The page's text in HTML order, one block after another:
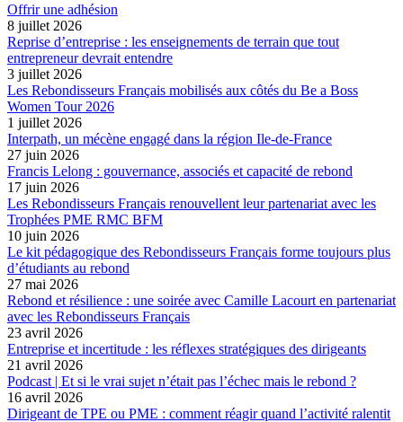
Offrir une adhésion
8 juillet 2026
Reprise d’entreprise : les enseignements de terrain que tout
entrepreneur devrait entendre
3 juillet 2026
Les Rebondisseurs Français mobilisés aux côtés du Be a Boss
Women Tour 2026
1 juillet 2026
Interpath, un mécène engagé dans la région Ile-de-France
27 juin 2026
Francis Lelong : gouvernance, associés et capacité de rebond
17 juin 2026
Les Rebondisseurs Français renouvellent leur partenariat avec les
Trophées PME RMC BFM
10 juin 2026
Le kit pédagogique des Rebondisseurs Français forme toujours plus
d’étudiants au rebond
27 mai 2026
Rebond et résilience : une soirée avec Camille Lacourt en partenariat
avec les Rebondisseurs Français
23 avril 2026
Entreprise et incertitude : les réflexes stratégiques des dirigeants
21 avril 2026
Podcast | Et si le vrai sujet n’était pas l’échec mais le rebond ?
16 avril 2026
Dirigeant de TPE ou PME : comment réagir quand l’activité ralentit